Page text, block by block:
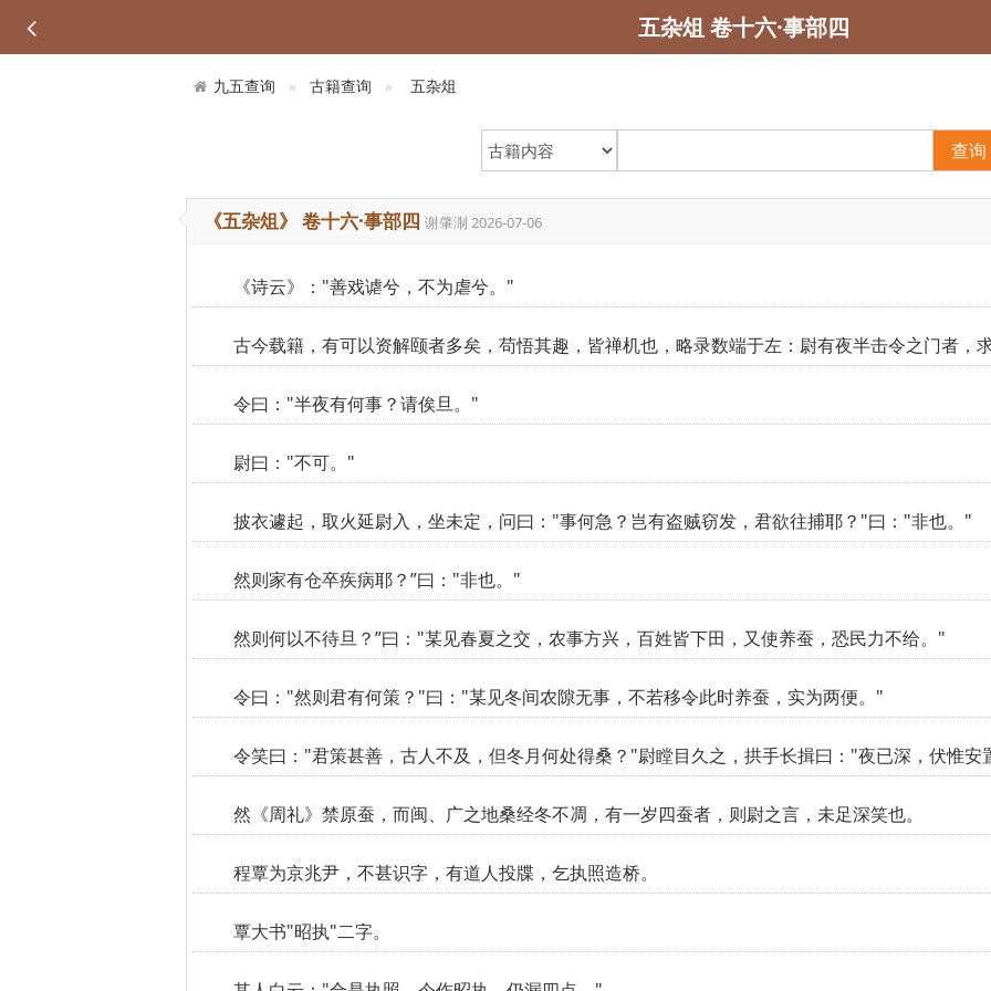
五杂俎 卷十六·事部四
九五查询 古籍查询 五杂俎
查询
《五杂俎》 卷十六·事部四 谢肇淛 2026-07-06
《诗云》："善戏谑兮，不为虐兮。"
古今载籍，有可以资解颐者多矣，苟悟其趣，皆禅机也，略录数端于左：尉有夜半击令之门者，
令曰："半夜有何事？请俟旦。"
尉曰："不可。"
披衣遽起，取火延尉入，坐未定，问曰："事何急？岂有盗贼窃发，君欲往捕耶？"曰："非也。"
然则家有仓卒疾病耶？”曰："非也。"
然则何以不待旦？”曰："某见春夏之交，农事方兴，百姓皆下田，又使养蚕，恐民力不给。"
令曰："然则君有何策？"曰："某见冬间农隙无事，不若移令此时养蚕，实为两便。"
令笑曰："君策甚善，古人不及，但冬月何处得桑？"尉瞠目久之，拱手长揖曰："夜已深，伏惟安
然《周礼》禁原蚕，而闽、广之地桑经冬不凋，有一岁四蚕者，则尉之言，未足深笑也。
程覃为京兆尹，不甚识字，有道人投牒，乞执照造桥。
覃大书"昭执"二字。